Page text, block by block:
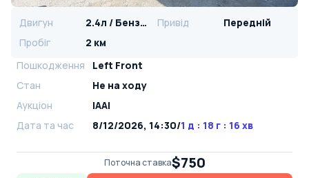
Двигун 2.4л / Бензин Привід
Передній
Пробіг
2 км
Пошкодження
Left Front
Стан
Не на ходу
Аукціон
IAAI
Дата та час
8/12/2026, 14:30/1 д : 18 г : 16 хв
Поточна ставка$750